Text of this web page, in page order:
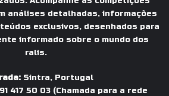
análises detalhadas, informações
exclusivos, desenhados para
informado sobre o mundo dos
ralis.
Sintra, Portugal
417 50 03(Chamada para a rede